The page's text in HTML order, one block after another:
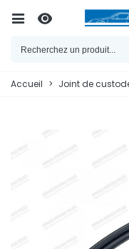
Accueil > Joint de